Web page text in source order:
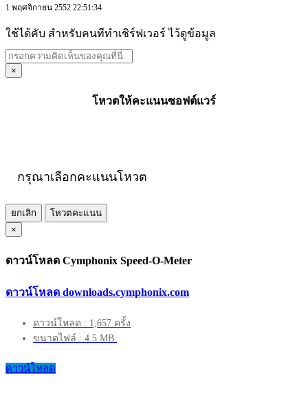
1 พฤศจิกายน 2552 22:51:34
ใช้ได้คับ สำหรับคนทีทำเชิร์ฟเวอร์ ไว้ดูข้อมูล
×
โหวตให้คะแนนซอฟต์แวร์
กรุณาเลือกคะแนนโหวต
ยกเลิก
โหวตคะแนน
×
ดาวน์โหลด Cymphonix Speed-O-Meter
ดาวน์โหลด downloads.cymphonix.com
ดาวน์โหลด : 1,657 ครั้ง
ขนาดไฟล์ : 4.5 MB.
ดาวน์โหลด